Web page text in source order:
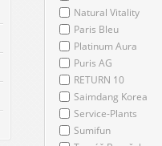
Natural Vitality
Paris Bleu
Platinum Aura
Puris AG
RETURN 10
Saimdang Korea
Service-Plants
Sumifun